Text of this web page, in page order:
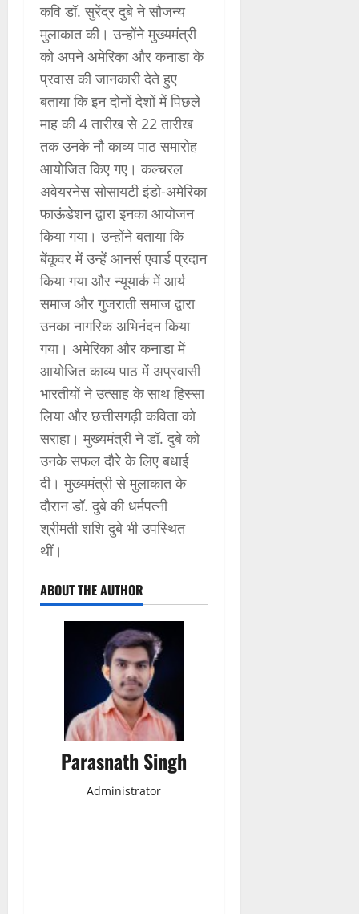
कवि डॉ. सुरेंद्र दुबे ने सौजन्य
मुलाकात की। उन्होंने मुख्यमंत्री
को अपने अमेरिका और कनाडा के
प्रवास की जानकारी देते हुए
बताया कि इन दोनों देशों में पिछले
माह की 4 तारीख से 22 तारीख
तक उनके नौ काव्य पाठ समारोह
आयोजित किए गए। कल्चरल
अवेयरनेस सोसायटी इंडो-अमेरिका
फाऊंडेशन द्वारा इनका आयोजन
किया गया। उन्होंने बताया कि
बेंकूवर में उन्हें आनर्स एवार्ड प्रदान
किया गया और न्यूयार्क में आर्य
समाज और गुजराती समाज द्वारा
उनका नागरिक अभिनंदन किया
गया। अमेरिका और कनाडा में
आयोजित काव्य पाठ में अप्रवासी
भारतीयों ने उत्साह के साथ हिस्सा
लिया और छत्तीसगढ़ी कविता को
सराहा। मुख्यमंत्री ने डॉ. दुबे को
उनके सफल दौरे के लिए बधाई
दी। मुख्यमंत्री से मुलाकात के
दौरान डॉ. दुबे की धर्मपत्नी
श्रीमती शशि दुबे भी उपस्थित
थीं।
ABOUT THE AUTHOR
Parasnath Singh
Administrator